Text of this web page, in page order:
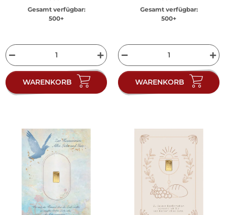
Gesamt verfügbar:
500+
WARENKORB
Gesamt verfügbar:
500+
WARENKORB